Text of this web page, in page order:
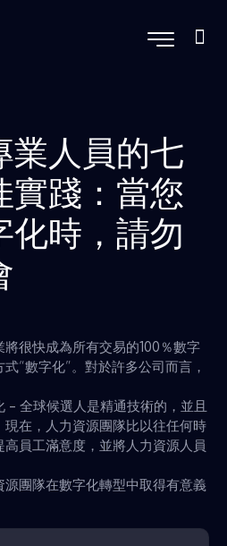
業人員的七
實踐：當您
化時，請勿
很快成為所有交易的100％數字
“數字化”。對於許多公司而言，
- 全球候選人是精通技術的，並且
在，人力資源團隊比以往任何時
員工滿意度，並將人力資源人員
團隊在數字化轉型中取得有意義